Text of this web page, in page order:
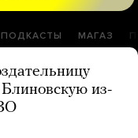
ПОДКАСТЫ МАГАЗ
из-